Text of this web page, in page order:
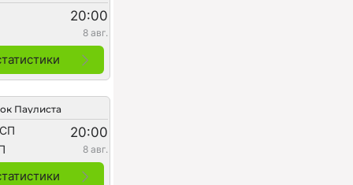
20:00
8 авг.
Паулиста
20:00
8 авг.